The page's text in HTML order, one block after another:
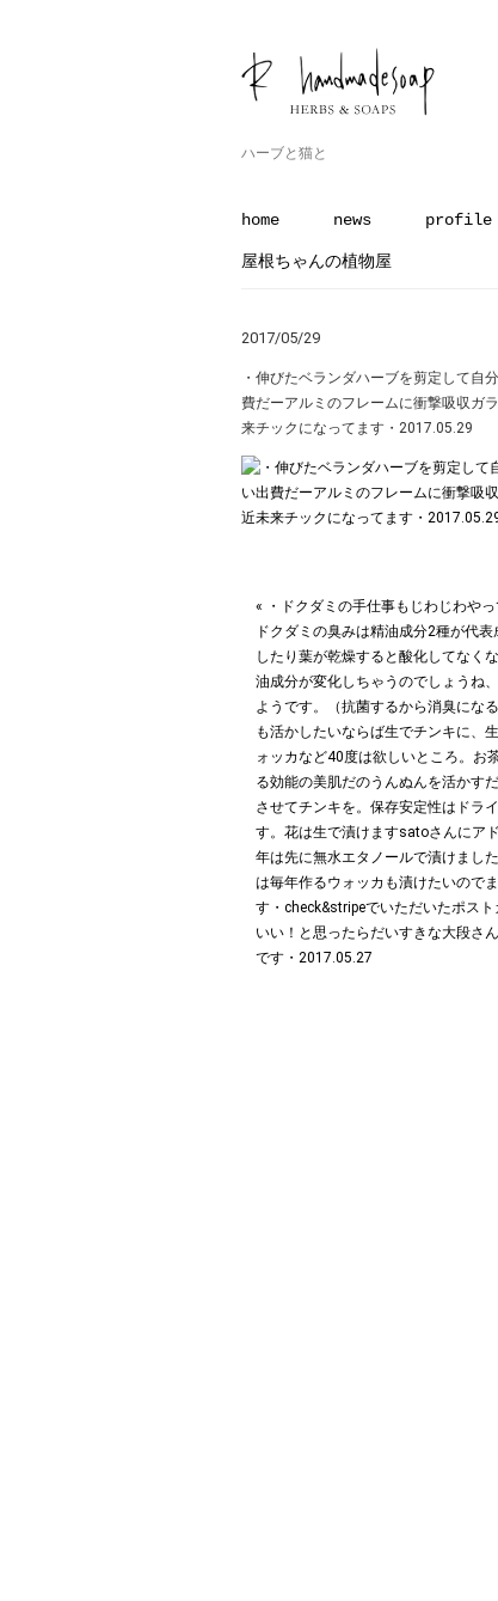
ハーブと猫と
home news profile
屋根ちゃんの植物屋
2017/05/29
・伸びたベランダハーブを剪定して自
費だーアルミのフレームに衝撃吸収ガ
来チックになってます・2017.05.29
« ・ドクダミの手仕事もじわじわやっ
ドクダミの臭みは精油成分2種が代
したり葉が乾燥すると酸化してなく
油成分が変化しちゃうのでしょうね
ようです。（抗菌するから消臭にな
も活かしたいならば生でチンキに、
ォッカなど40度は欲しいところ。お
る効能の美肌だのうんぬんを活かす
させてチンキを。保存安定性はドラ
す。花は生で漬けます︎satoさんにア
年は先に無水エタノールで漬けまし
は毎年作るウォッカも漬けたいので
す︎・check&stripeでいただいたポス
いい！と思ったらだいすきな大段さ
です・2017.05.27